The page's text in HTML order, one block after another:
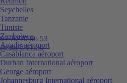
01 70 70 96 53
Jusqu’à 17:30
Seychelles
Tanzanie
Tunisie
Zimbabwe
Agadir aéroport
Casablanca aéroport
Durban International aéroport
George aéroport
Johannesburg International aéroport